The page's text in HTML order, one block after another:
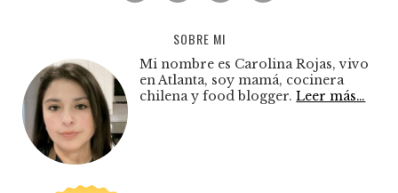
SOBRE MI
Mi nombre es Carolina Rojas, vivo
en Atlanta, soy mamá, cocinera
chilena y food blogger.Leer más…